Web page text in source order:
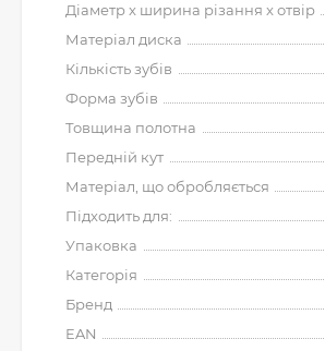
Діаметр x ширина різання x отвір
Матеріал диска
Кількість зубів
Форма зубів
Товщина полотна
Передній кут
Матеріал, що обробляється
Підходить для:
Упаковка
Категорія
Бренд
EAN